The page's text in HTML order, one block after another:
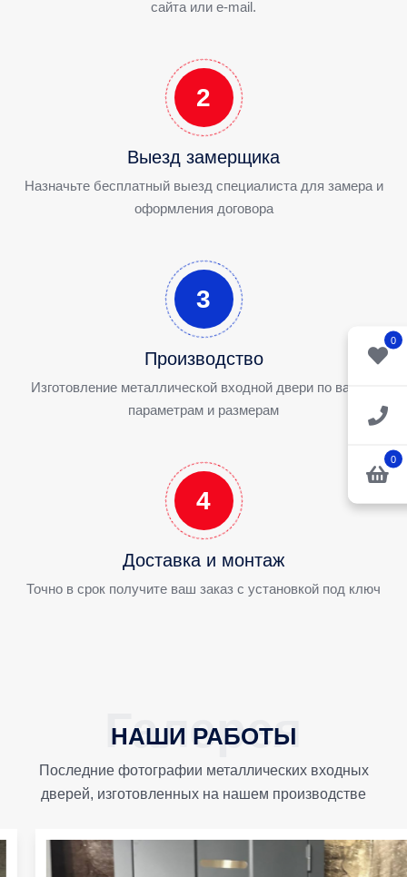
0
0
сайта или e-mail.
2
Выезд замерщика
Назначьте бесплатный выезд специалиста для замера и
оформления договора
3
Производство
Изготовление металлической входной двери по вашим
параметрам и размерам
4
Доставка и монтаж
Точно в срок получите ваш заказ с установкой под ключ
НАШИ РАБОТЫ
Последние фотографии металлических входных
дверей, изготовленных на нашем производстве